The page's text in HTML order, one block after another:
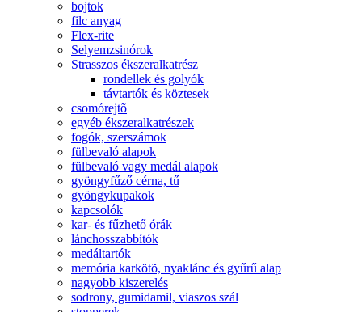
bojtok
filc anyag
Flex-rite
Selyemzsinórok
Strasszos ékszeralkatrész
rondellek és golyók
távtartók és köztesek
csomórejtõ
egyéb ékszeralkatrészek
fogók, szerszámok
fülbevaló alapok
fülbevaló vagy medál alapok
gyöngyfűző cérna, tű
gyöngykupakok
kapcsolók
kar- és fűzhető órák
lánchosszabbítók
medáltartók
memória karkötõ, nyaklánc és gyűrű alap
nagyobb kiszerelés
sodrony, gumidamil, viaszos szál